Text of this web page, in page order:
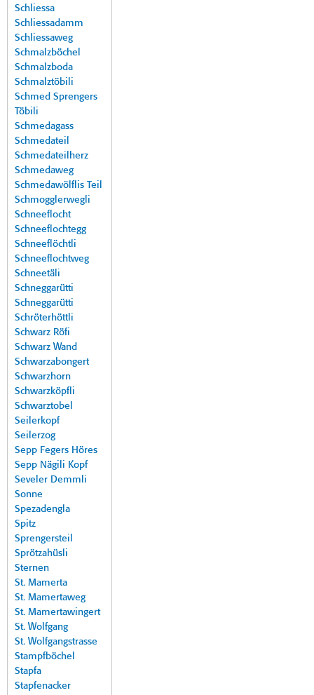
Schliessa
Schliessadamm
Schliessaweg
Schmalzböchel
Schmalzboda
Schmalztöbili
Schmed Sprengers
Töbili
Schmedagass
Schmedateil
Schmedateilherz
Schmedaweg
Schmedawölflis Teil
Schmogglerwegli
Schneeflocht
Schneeflochtegg
Schneeflöchtli
Schneeflochtweg
Schneetäli
Schneggarütti
Schneggarütti
Schröterhöttli
Schwarz Röfi
Schwarz Wand
Schwarzabongert
Schwarzhorn
Schwarzköpfli
Schwarztobel
Seilerkopf
Seilerzog
Sepp Fegers Höres
Sepp Nägili Kopf
Seveler Demmli
Sonne
Spezadengla
Spitz
Sprengersteil
Sprötzahüsli
Sternen
St. Mamerta
St. Mamertaweg
St. Mamertawingert
St. Wolfgang
St. Wolfgangstrasse
Stampfböchel
Stapfa
Stapfenacker